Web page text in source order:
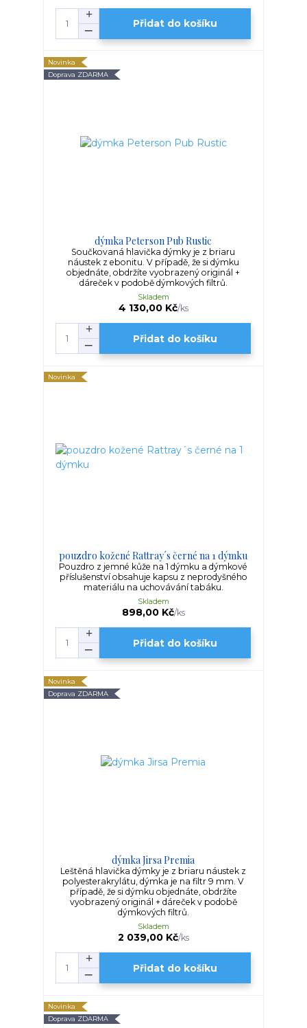
Přidat do košíku
Novinka
Doprava ZDARMA
dýmka Peterson Pub Rustic
Součkovaná hlavička dýmky je z briaru
náustek z ebonitu. V případě, že si dýmku
objednáte, obdržíte vyobrazený originál +
dáreček v podobě dýmkových filtrů.
4 130,00 Kč/ks
Skladem
Přidat do košíku
Novinka
pouzdro kožené Rattray´s černé na 1 dýmku
Pouzdro z jemné kůže na 1 dýmku a dýmkové
příslušenství obsahuje kapsu z neprodyšného
materiálu na uchovávání tabáku.
898,00 Kč/ks
Skladem
Přidat do košíku
Novinka
Doprava ZDARMA
dýmka Jirsa Premia
Leštěná hlavička dýmky je z briaru náustek z
polyesterakrylátu, dýmka je na filtr 9 mm. V
případě, že si dýmku objednáte, obdržíte
vyobrazený originál + dáreček v podobě
dýmkových filtrů.
2 039,00 Kč/ks
Skladem
Přidat do košíku
Novinka
Doprava ZDARMA